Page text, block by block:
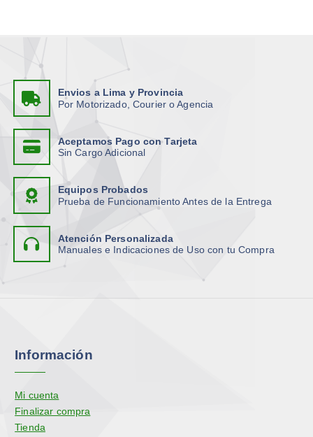
Envios a Lima y Provincia
Por Motorizado, Courier o Agencia
Aceptamos Pago con Tarjeta
Sin Cargo Adicional
Equipos Probados
Prueba de Funcionamiento Antes de la Entrega
Atención Personalizada
Manuales e Indicaciones de Uso con tu Compra
Información
Mi cuenta
Finalizar compra
Tienda